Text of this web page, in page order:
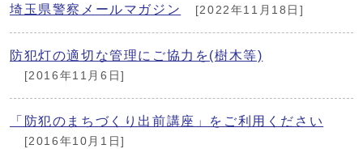
埼玉県警察メールマガジン [2022年11月18日]
防犯灯の適切な管理にご協力を(樹木等)
[2016年11月6日]
「防犯のまちづくり出前講座」をご利用ください
[2016年10月1日]